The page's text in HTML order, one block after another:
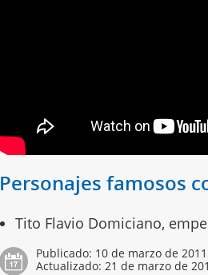
Personajes famosos
Tito Flavio Domiciano,
Publicado: 10 de marzo de 2011
Actualizado: 21 de marzo de